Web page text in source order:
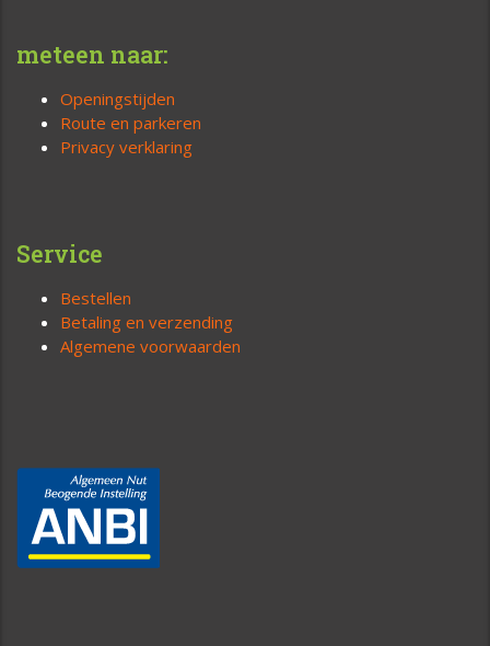
meteen naar:
Openingstijden
Route en parkeren
Privacy verklaring
Service
Bestellen
Betaling en verzending
Algemene voorwaarden